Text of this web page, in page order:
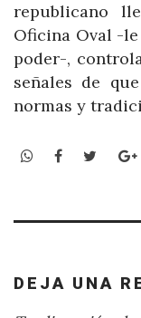
republicano
Oficina Oval -
poder-,
señales de
normas y
WhatsApp
Facebook
Twitter
DEJA UNA